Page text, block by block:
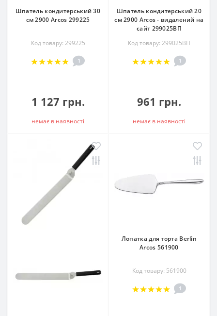
Шпатель кондитерський 30
см 2900 Arcos 299225
Код товару: 299225
1
1 127 грн.
немає в наявностi
Шпатель кондитерський 20
см 2900 Arcos - видалений на
сайт 299025ВП
Код товару: 299025ВП
1
961 грн.
немає в наявностi
Лопатка для торта Berlin
Arcos 561900
Код товару: 561900
1